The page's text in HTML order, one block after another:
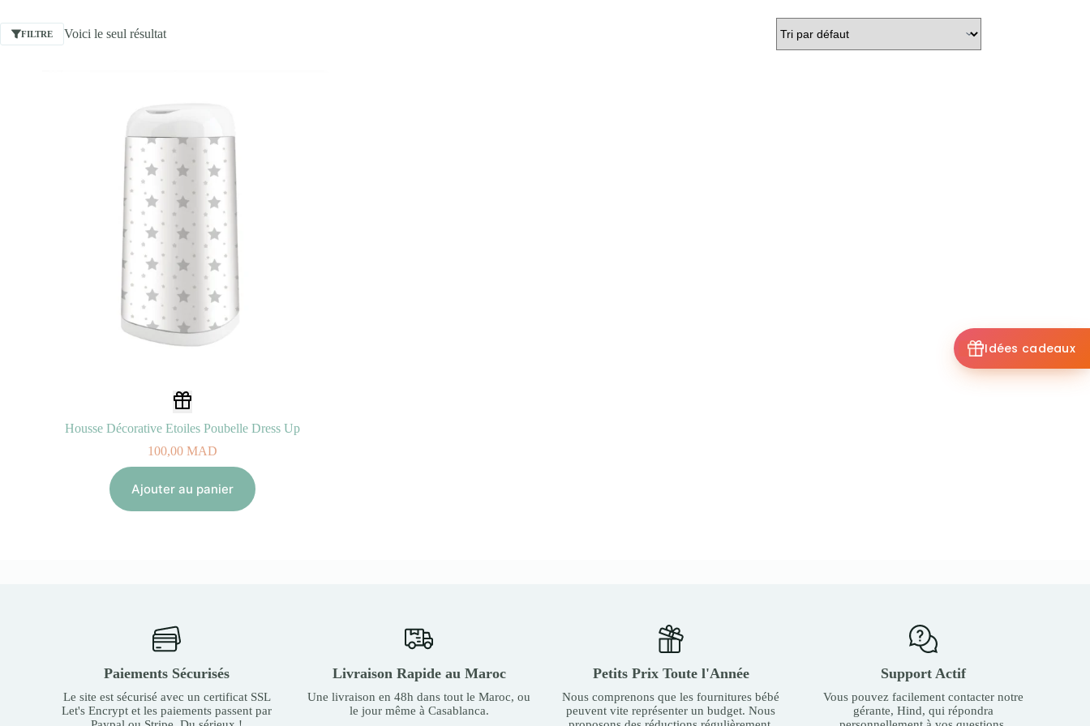
FILTRE Voici le seul résultat
Housse Décorative Etoiles Poubelle Dress Up
100,00MAD
Ajouter au panier
Paiements Sécurisés
Le site est sécurisé avec un certificat SSL
Let's Encrypt et les paiements passent par
Livraison Rapide au Maroc
Une livraison en 48h dans tout le Maroc, ou
le jour même à Casablanca.
Petits Prix Toute l'Année
Nous comprenons que les fournitures bébé
peuvent vite représenter un budget. Nous
Support Actif
Vous pouvez facilement contacter notre
gérante, Hind, qui répondra
Idées cadeaux